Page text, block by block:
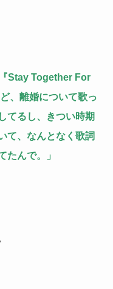
Stay Together For
、離婚について歌っ
てるし、きつい時期
て、なんとなく歌詞
たんで。」